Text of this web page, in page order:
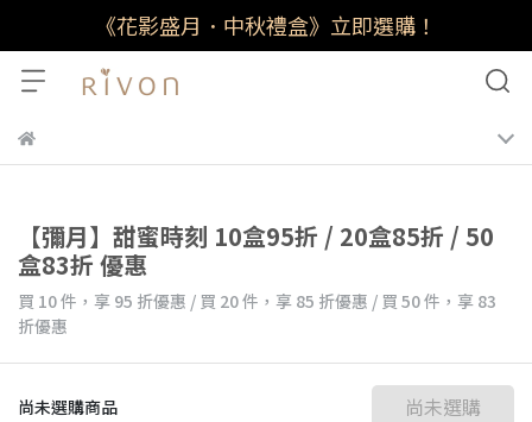
《花影盛月．中秋禮盒》立即選購！
【彌月】甜蜜時刻 10盒95折 / 20盒85折 / 50
盒83折 優惠
買 10 件， 享 95 折優惠 / 買 20 件， 享 85 折優惠 / 買 50 件， 享 83
折優惠
尚未選購商品 尚未選購